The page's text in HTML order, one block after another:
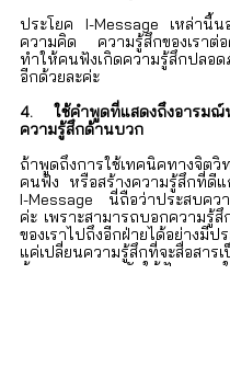
ประโยค I-Message เหล่านี้น
ความคิด ความรู้สึกของเรา
ทำให้คนฟังเกิดความรู้สึกปลอ
อีกด้วยละค่ะ
4. ใช้คำพูดที่แสดงถึงอารม
ความรู้สึกด้านบวก
ถ้าพูดถึงการใช้เทคนิคทางจิตวิ
คนฟัง หรือสร้างความรู้สึกที่ดี
I-Message นี่ถือว่าประสบควา
ค่ะ เพราะสามารถบอกความรู้
ของเราไปถึงอีกฝ่ายได้อย่างมีป
แค่เปลี่ยนความรู้สึกที่จะสื่อสาร
ต้องการบอกคนรักให้ฟังเราพู